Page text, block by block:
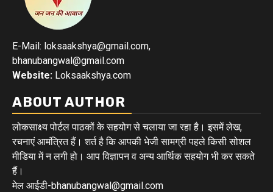
E-Mail: loksaakshya@gmail.com,
bhanubangwal@gmail.com
Website: Loksaakshya.com
ABOUT AUTHOR
लोकसाक्ष्य पोर्टल पाठकों के सहयोग से चलाया जा रहा है। इसमें लेख,
रचनाएं आमंत्रित हैं। शर्त है कि आपकी भेजी सामग्री पहले किसी सोशल
मीडिया में न लगी हो। आप विज्ञापन व अन्य आर्थिक सहयोग भी कर सकते
हैं।
मेल आईडी-bhanubangwal@gmail.com